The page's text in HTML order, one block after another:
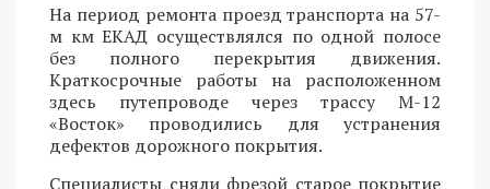
На период ремонта проезд транспорта на 57-
м км ЕКАД осуществлялся по одной полосе
без полного перекрытия движения.
Краткосрочные работы на расположенном
здесь путепроводе через трассу М-12
«Восток» проводились для устранения
дефектов дорожного покрытия.
Специалисты сняли фрезой старое покрытие